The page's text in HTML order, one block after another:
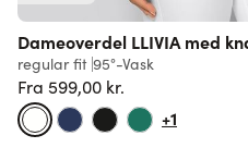
Dameoverdel LLIVIA med
regular fit 95°-Vask
Fra 599,00 kr.
+1